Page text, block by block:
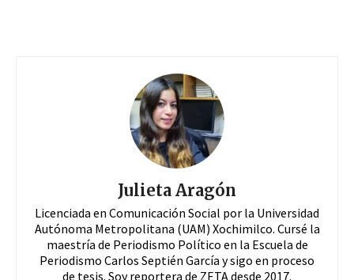
Julieta Aragón
Licenciada en Comunicación Social por la Universidad
Autónoma Metropolitana (UAM) Xochimilco. Cursé la
maestría de Periodismo Político en la Escuela de
Periodismo Carlos Septién García y sigo en proceso
de tesis. Soy reportera de ZETA desde 2017.